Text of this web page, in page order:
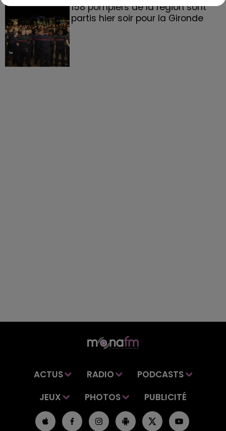
158 pompiers de la région sont
partis hier soir pour la Gironde
ACTUS RADIO
PODCASTS
JEUX
PHOTOS PUBLICITÉ